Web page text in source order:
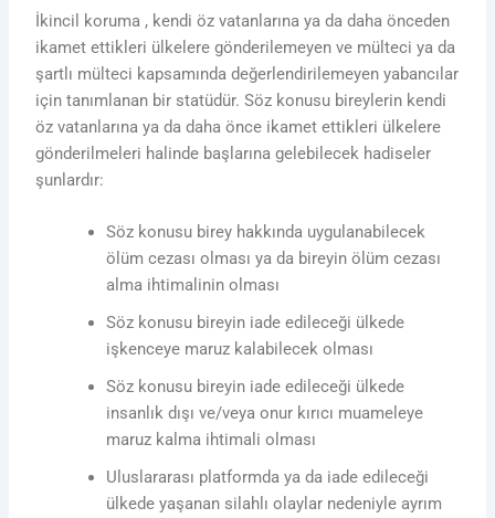
İkincil koruma , kendi öz vatanlarına ya da daha önceden
ikamet ettikleri ülkelere gönderilemeyen ve mülteci ya da
şartlı mülteci kapsamında değerlendirilemeyen yabancılar
için tanımlanan bir statüdür. Söz konusu bireylerin kendi
öz vatanlarına ya da daha önce ikamet ettikleri ülkelere
gönderilmeleri halinde başlarına gelebilecek hadiseler
şunlardır:
Söz konusu birey hakkında uygulanabilecek
ölüm cezası olması ya da bireyin ölüm cezası
alma ihtimalinin olması
Söz konusu bireyin iade edileceği ülkede
işkenceye maruz kalabilecek olması
Söz konusu bireyin iade edileceği ülkede
insanlık dışı ve/veya onur kırıcı muameleye
maruz kalma ihtimali olması
Uluslararası platformda ya da iade edileceği
ülkede yaşanan silahlı olaylar nedeniyle ayrım